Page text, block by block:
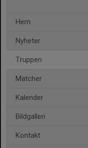
Hem
Nyheter
Truppen
Matcher
Kalender
Bildgalleri
Kontakt